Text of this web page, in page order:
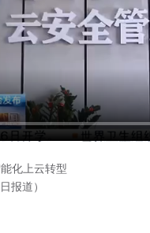
化上云转型
报道）